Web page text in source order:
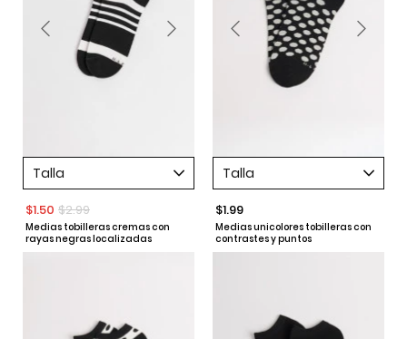
Talla
$1.50 $2.99
Medias tobilleras cremas con
rayas negras localizadas
Talla
$1.99
Medias unicolores tobilleras con
contrastes y puntos